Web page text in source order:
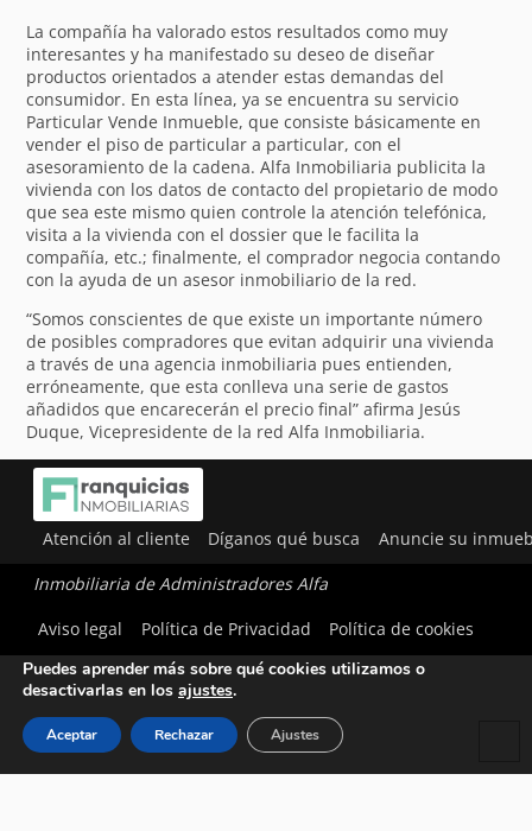
La compañía ha valorado estos resultados como muy
interesantes y ha manifestado su deseo de diseñar
productos orientados a atender estas demandas del
consumidor. En esta línea, ya se encuentra su servicio
Particular Vende Inmueble, que consiste básicamente en
vender el piso de particular a particular, con el
asesoramiento de la cadena. Alfa Inmobiliaria publicita la
vivienda con los datos de contacto del propietario de modo
que sea este mismo quien controle la atención telefónica,
visita a la vivienda con el dossier que le facilita la
compañía, etc.; finalmente, el comprador negocia contando
con la ayuda de un asesor inmobiliario de la red.
“Somos conscientes de que existe un importante número
de posibles compradores que evitan adquirir una vivienda
a través de una agencia inmobiliaria pues entienden,
erróneamente, que esta conlleva una serie de gastos
añadidos que encarecerán el precio final” afirma Jesús
Duque, Vicepresidente de la red Alfa Inmobiliaria.
Atención al cliente Díganos qué busca Anuncie su
Inmobiliaria de Administradores Alfa
Aviso legal
Política de Privacidad Política de cookies
Utilizamos cookies para ofrecerte la mejor experiencia en
Puedes aprender más sobre qué cookies utilizamos o
desactivarlas en los ajustes.
Aceptar Rechazar Ajustes